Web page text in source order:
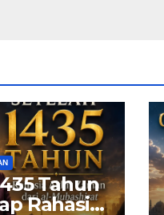
Tahun
Rahasia